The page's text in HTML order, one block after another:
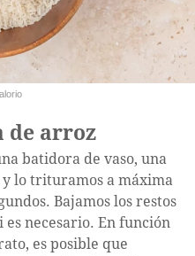
de arroz
batidora de vaso, una
lo trituramos a máxima
Bajamos los restos
es necesario. En función
es posible que